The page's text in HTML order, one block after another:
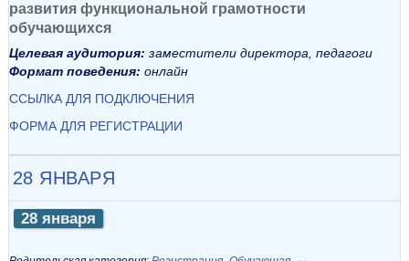
развития функциональной грамотности
обучающихся
Целевая аудитория: заместители директора, педагоги
Формат поведения: онлайн
ССЫЛКА ДЛЯ ПОДКЛЮЧЕНИЯ
ФОРМА ДЛЯ РЕГИСТРАЦИИ
28 ЯНВАРЯ
28 января